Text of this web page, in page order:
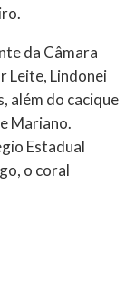
da Câmara
Leite, Lindonei
além do cacique
Mariano.
Estadual
o coral